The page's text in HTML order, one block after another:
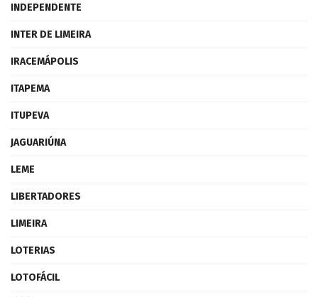
INDEPENDENTE
INTER DE LIMEIRA
IRACEMÁPOLIS
ITAPEMA
ITUPEVA
JAGUARIÚNA
LEME
LIBERTADORES
LIMEIRA
LOTERIAS
LOTOFÁCIL